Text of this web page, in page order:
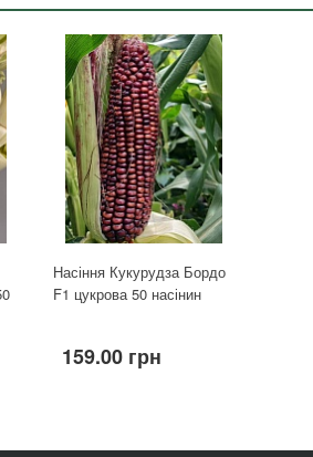
Насіння Кукурудза Бордо
F1 цукрова 50 насінин
159.00 грн